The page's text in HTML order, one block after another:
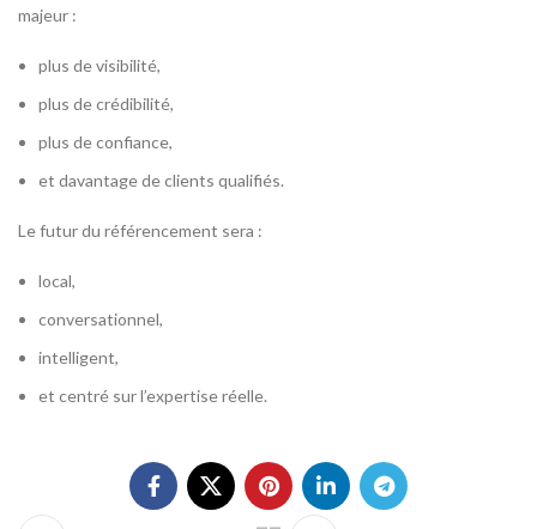
majeur :
plus de visibilité,
plus de crédibilité,
plus de confiance,
et davantage de clients qualifiés.
Le futur du référencement sera :
local,
conversationnel,
intelligent,
et centré sur l’expertise réelle.